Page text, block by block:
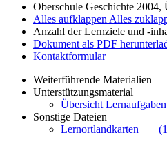
Oberschule Geschichte 2004,
Alles aufklappen Alles
Anzahl der Lernziele und -
Dokument als PDF
Kontaktformular
Weiterführende Materialien
Unterstützungsmaterial
Übersicht
Sonstige Dateien
Lernortlandkarten